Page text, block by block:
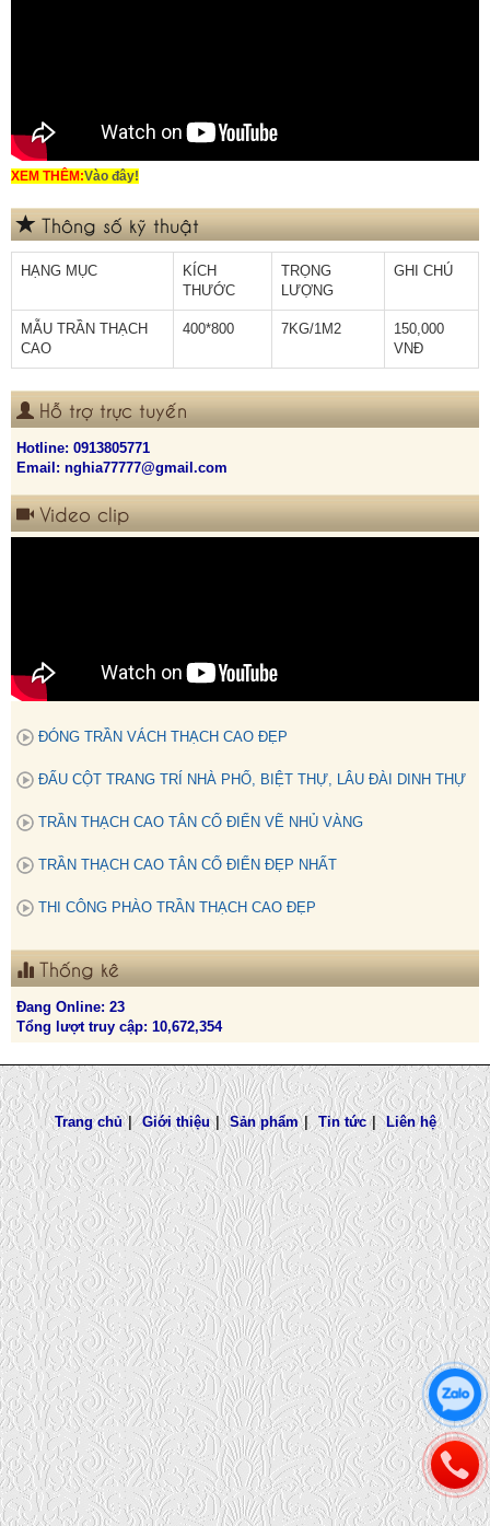
XEM THÊM:Vào đây!
Thông số kỹ thuật
HẠNG MỤC
KÍCH
THƯỚC
TRỌNG
LƯỢNG
GHI CHÚ
MẪU TRẦN THẠCH
CAO
400*800 7KG/1M2
150,000
VNĐ
Hỗ trợ trực tuyến
Hotline: 0913805771
Email: nghia77777@gmail.com
Video clip
ĐÓNG TRẦN VÁCH THẠCH CAO ĐẸP
ĐẤU CỘT TRANG TRÍ NHÀ PHỐ, BIỆT THỰ, LÂU ĐÀI DINH THỰ
TRẦN THẠCH CAO TÂN CỔ ĐIỂN VẼ NHỦ VÀNG
TRẦN THẠCH CAO TÂN CỔ ĐIỂN ĐẸP NHẤT
THI CÔNG PHÀO TRẦN THẠCH CAO ĐẸP
Thống kê
Đang Online: 23
Tổng lượt truy cập: 10,672,354
Trang chủ | Giới thiệu | Sản phẩm | Tin tức | Liên hệ